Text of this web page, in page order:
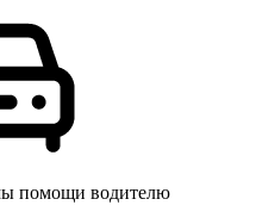
помощи водителю